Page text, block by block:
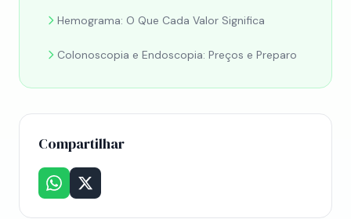
Hemograma: O Que Cada Valor Significa
Colonoscopia e Endoscopia: Preços e Preparo
Compartilhar